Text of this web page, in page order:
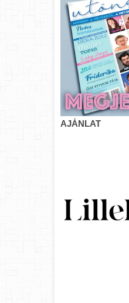
AJÁNLAT